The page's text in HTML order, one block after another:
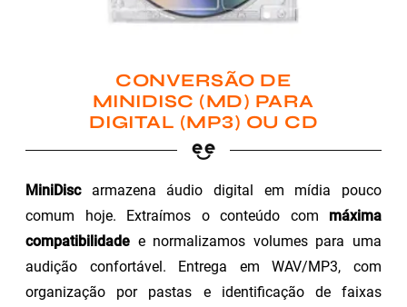
CONVERSÃO DE
MINIDISC (MD) PARA
DIGITAL (MP3) OU CD
MiniDiscarmazena áudio digital em mídia pouco
comum hoje. Extraímos o conteúdo com máxima
compatibilidade e normalizamos volumes para uma
audição confortável. Entrega em WAV/MP3, com
organização por pastas e identificação de faixas